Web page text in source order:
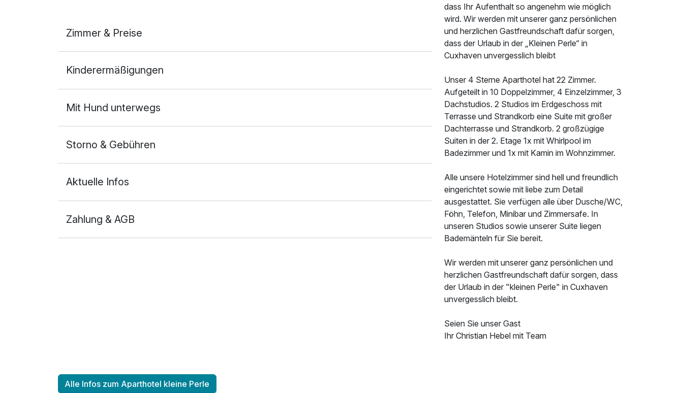
Zimmer & Preise
2 Erwachsene
Kinderermäßigungen
Mit Hund unterwegs
Storno & Gebühren
Aktuelle Infos
Zahlung & AGB
dass Ihr Aufenthalt so angenehm wie möglich
wird. Wir werden mit unserer ganz persönlichen
und herzlichen Gastfreundschaft dafür sorgen,
dass der Urlaub in der „Kleinen Perle“ in
Cuxhaven unvergesslich bleibt
Unser 4 Sterne Aparthotel hat 22 Zimmer.
Aufgeteilt in 10 Doppelzimmer, 4 Einzelzimmer, 3
Dachstudios. 2 Studios im Erdgeschoss mit
Terrasse und Strandkorb eine Suite mit großer
Dachterrasse und Strandkorb. 2 großzügige
Suiten in der 2. Etage 1x mit Whirlpool im
Badezimmer und 1x mit Kamin im Wohnzimmer.
Alle unsere Hotelzimmer sind hell und freundlich
eingerichtet sowie mit liebe zum Detail
ausgestattet. Sie verfügen alle über Dusche/WC,
Föhn, Telefon, Minibar und Zimmersafe. In
unseren Studios sowie unserer Suite liegen
Bademänteln für Sie bereit.
Wir werden mit unserer ganz persönlichen und
herzlichen Gastfreundschaft dafür sorgen, dass
der Urlaub in der "kleinen Perle" in Cuxhaven
unvergesslich bleibt.
Seien Sie unser Gast
Ihr Christian Hebel mit Team
Alle Infos zum Aparthotel kleine Perle